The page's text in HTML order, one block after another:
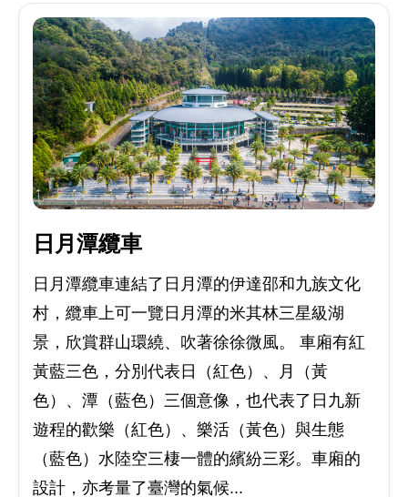
日月潭纜車
日月潭纜車連結了日月潭的伊達邵和九族文化
村，纜車上可一覽日月潭的米其林三星級湖
景，欣賞群山環繞、吹著徐徐微風。 車廂有紅
黃藍三色，分別代表日（紅色）、月（黃
色）、潭（藍色）三個意像，也代表了日九新
遊程的歡樂（紅色）、樂活（黃色）與生態
（藍色）水陸空三棲一體的繽紛三彩。車廂的
設計，亦考量了臺灣的氣候...